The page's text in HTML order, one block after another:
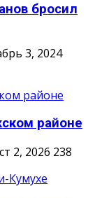
бросил
3, 2024
районе
2, 2026 238